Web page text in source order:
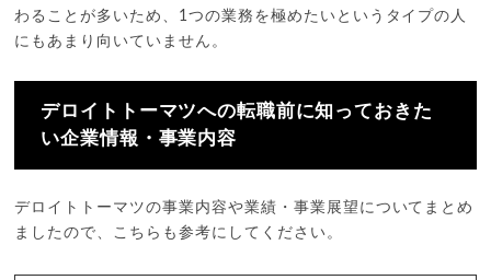
わることが多いため、1つの業務を極めたいというタイプの人
にもあまり向いていません。
デロイトトーマツへの転職前に知っておきた
い企業情報・事業内容
デロイトトーマツの事業内容や業績・事業展望についてまとめ
ましたので、こちらも参考にしてください。